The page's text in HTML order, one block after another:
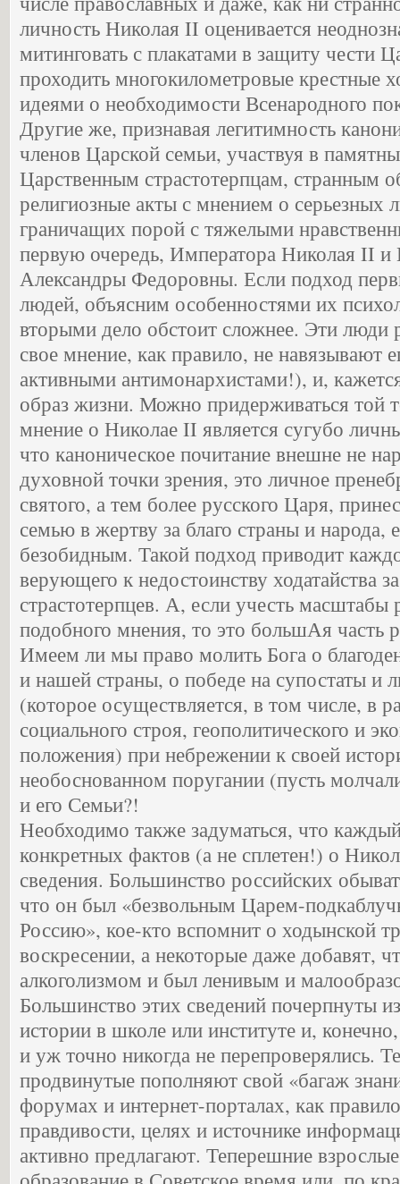
личность Николая II оценивается
митинговать с плакатами в защиту чести
проходить многокилометровые крестные
идеями о необходимости Всенародного
Другие же, признавая легитимность
членов Царской семьи, участвуя в
Царственным страстотерпцам, странным
религиозные акты с мнением о серьезных
граничащих порой с тяжелыми
первую очередь, Императора Николая II
Александры Федоровны. Если подход
людей, объясним особенностями их
вторыми дело обстоит сложнее. Эти люди
свое мнение, как правило, не навязывают
активными антимонархистами!), и,
образ жизни. Можно придерживаться той
мнение о Николае II является сугубо
что каноническое почитание внешне не
духовной точки зрения, это личное
святого, а тем более русского Царя,
семью в жертву за благо страны и народа,
безобидным. Такой подход приводит
верующего к недостоинству ходатайства
страстотерпцев. А, если учесть масштабы
подобного мнения, то это большАя часть
Имеем ли мы право молить Бога о
и нашей страны, о победе на супостаты и
(которое осуществляется, в том числе, в
социального строя, геополитического и
положения) при небрежении к своей
необоснованном поругании (пусть
и его Семьи?!
Необходимо также задуматься, что
конкретных фактов (а не сплетен!) о
сведения. Большинство российских
что он был «безвольным Царем-
Россию», кое-кто вспомнит о ходынской
воскресении, а некоторые даже добавят,
алкоголизмом и был ленивым и
Большинство этих сведений почерпнуты
истории в школе или институте и,
и уж точно никогда не перепроверялись.
продвинутые пополняют свой «багаж
форумах и интернет-порталах, как
правдивости, целях и источнике
активно предлагают. Теперешние